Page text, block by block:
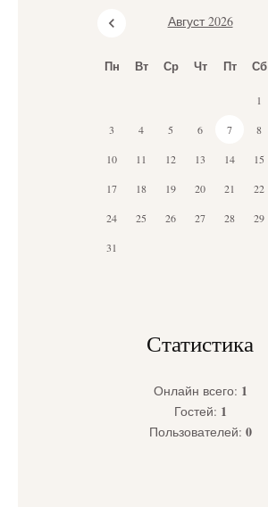
Август 2026
Пн Вт Ср Чт Пт Сб
1
3 4 5 6 7 8
10 11 12 13 14 15
17 18 19 20 21 22
24 25 26 27 28 29
31
Статистика
Онлайн всего: 1
Гостей: 1
Пользователей: 0